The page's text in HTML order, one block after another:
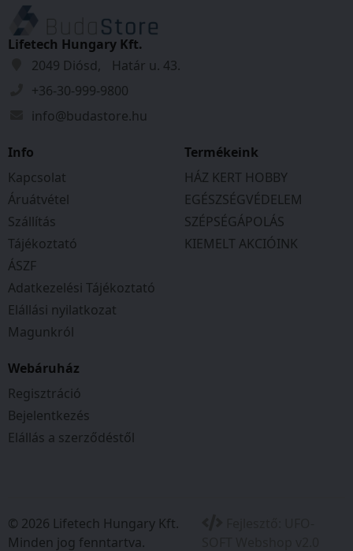
Lifetech Hungary Kft.
2049 Diósd, Határ u. 43.
+36-30-999-9800
info@budastore.hu
Info
Kapcsolat
Áruátvétel
Szállítás
Tájékoztató
ÁSZF
Adatkezelési Tájékoztató
Elállási nyilatkozat
Magunkról
Termékeink
HÁZ KERT HOBBY
EGÉSZSÉGVÉDELEM
SZÉPSÉGÁPOLÁS
KIEMELT AKCIÓINK
Webáruház
Regisztráció
Bejelentkezés
Elállás a szerződéstől
© 2026 Lifetech Hungary Kft.
Minden jog fenntartva.